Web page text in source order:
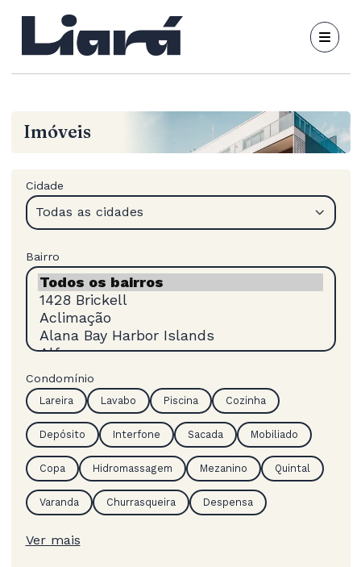
Imóveis
Cidade
Todas as cidades
Bairro
Condomínio
Lareira Lavabo Piscina Cozinha
Depósito Interfone Sacada Mobiliado
Copa Hidromassagem Mezanino Quintal
Varanda Churrasqueira Despensa
Ver mais